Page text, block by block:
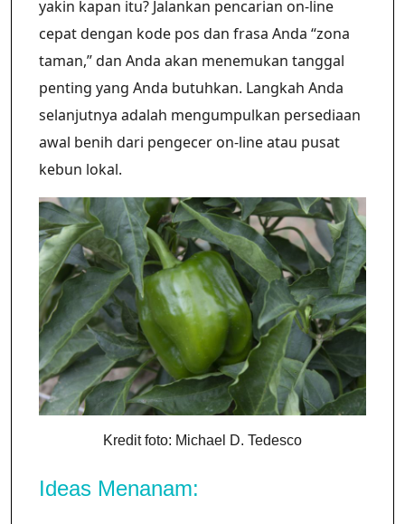
yakin kapan itu? Jalankan pencarian on-line
cepat dengan kode pos dan frasa Anda “zona
taman,”dan Anda akan menemukan tanggal
penting yang Anda butuhkan. Langkah Anda
selanjutnya adalah mengumpulkan persediaan
awal benih dari pengecer on-line atau pusat
kebun lokal.
Kredit foto: Michael D. Tedesco
Ideas Menanam: